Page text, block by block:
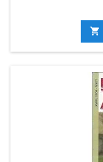
